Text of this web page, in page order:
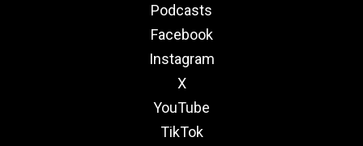
Podcasts
Facebook
Instagram
X
YouTube
TikTok